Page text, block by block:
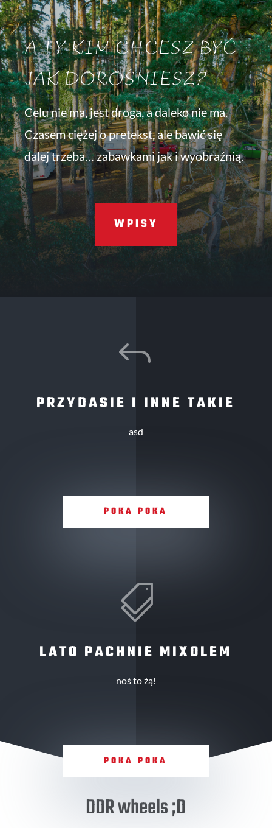
A TY KIM CHCESZ BYĆ
JAK DOROŚNIESZ?
Celu nie ma, jest droga, a daleko nie ma.
Czasem ciężej o pretekst, ale bawić się
dalej trzeba… zabawkami jak i wyobraźnią.
WPISY
J
PRZYDASIE I INNE TAKIE
asd
POKA POKA

LATO PACHNIE MIXOLEM
noś to źą!
POKA POKA
DDR wheels ;D